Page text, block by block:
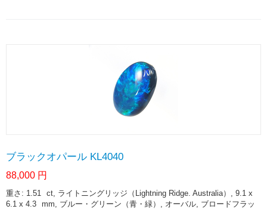
ブラックオパール KL4040
88,000 円
重さ: 1.51 ct, ライトニングリッジ（Lightning Ridge. Australia）, 9.1 x
6.1 x 4.3 mm, ブルー・グリーン（青・緑）, オーバル, ブロードフラッ